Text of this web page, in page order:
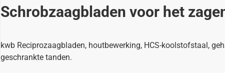
Schrobzaagbladen voor het
kwb Reciprozaagbladen, houtbewerking, HCS-koolstofstaal,
geschrankte tanden.